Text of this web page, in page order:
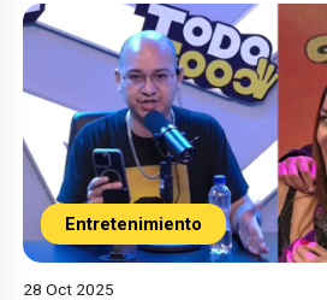
Entretenimiento
28 Oct 2025